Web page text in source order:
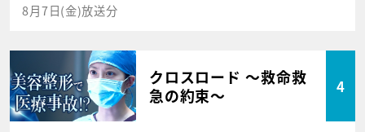
8月7日(金)放送分
クロスロード ～救命救
急の約束～
4